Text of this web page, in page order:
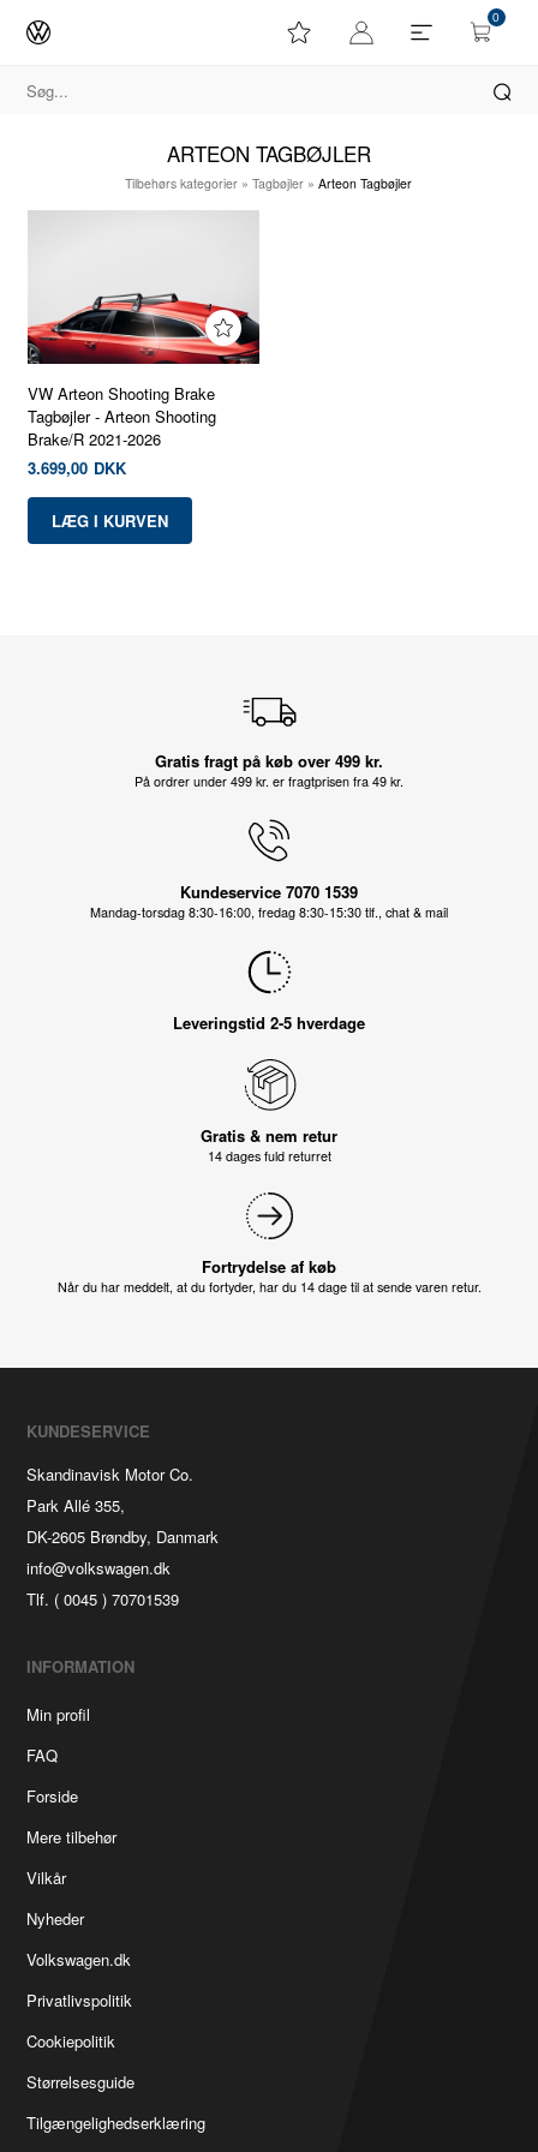
0
ARTEON TAGBØJLER
Tilbehørs kategorier »Tagbøjler »Arteon Tagbøjler
VW Arteon Shooting Brake
Tagbøjler - Arteon Shooting
Brake/R 2021-2026
3.699,00 DKK
Gratis fragt på køb over 499 kr.
På ordrer under 499 kr. er fragtprisen fra 49 kr.
Kundeservice 7070 1539
Mandag-torsdag 8:30-16:00, fredag 8:30-15:30 tlf., chat & mail
Leveringstid 2-5 hverdage
Gratis & nem retur
14 dages fuld returret
Fortrydelse af køb
Når du har meddelt, at du fortyder, har du 14 dage til at sende varen retur.
KUNDESERVICE
Skandinavisk Motor Co.
Park Allé 355,
DK-2605 Brøndby, Danmark
info@volkswagen.dk
Tlf. ( 0045 ) 70701539
INFORMATION
Min profil
FAQ
Forside
Mere tilbehør
Vilkår
Nyheder
Volkswagen.dk
Privatlivspolitik
Cookiepolitik
Størrelsesguide
Tilgængelighedserklæring